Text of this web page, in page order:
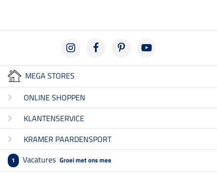
MEGA STORES
ONLINE SHOPPEN
KLANTENSERVICE
KRAMER PAARDENSPORT
1 Vacatures Groei met ons mee